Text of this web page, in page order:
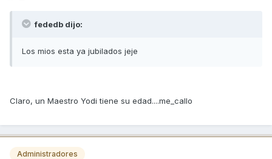
fededb dijo:
Los mios esta ya jubilados jeje
Claro, un Maestro Yodi tiene su edad....me_callo
Administradores